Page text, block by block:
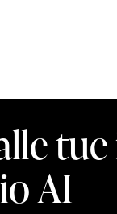
tue
AI